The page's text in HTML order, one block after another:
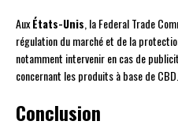
AuxÉtats-Unis , la Federal Trade
régulation du marché et de la
notamment intervenir en cas de
concernant les produits à base de CBD.
Conclusion